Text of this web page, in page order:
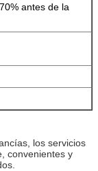
antes de la
los servicios
convenientes y